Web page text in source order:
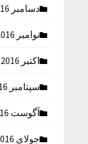
دسامبر 2016
نوامبر 2016
اکتبر 2016
سپتامبر 2016
آگوست 2016
جولای 2016